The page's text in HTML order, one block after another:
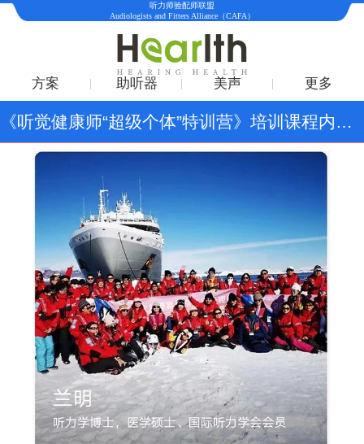
听力师验配师联盟
Audiologists and Fitters Alliance（CAFA）
方案 助听器 美声 更多